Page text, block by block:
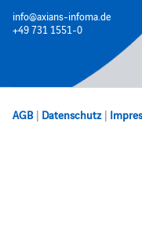
info@axians-infoma.de
+49 731 1551-0
AGB | Datenschutz |